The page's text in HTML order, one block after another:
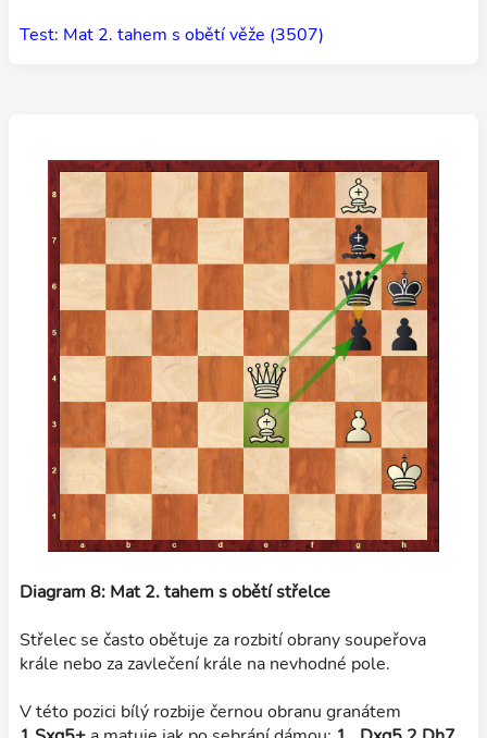
Test: Mat 2. tahem s obětí věže (3507)
Diagram 8: Mat 2. tahem s obětí střelce
Střelec se často obětuje za rozbití obrany soupeřova
krále nebo za zavlečení krále na nevhodné pole.
V této pozici bílý rozbije černou obranu granátem